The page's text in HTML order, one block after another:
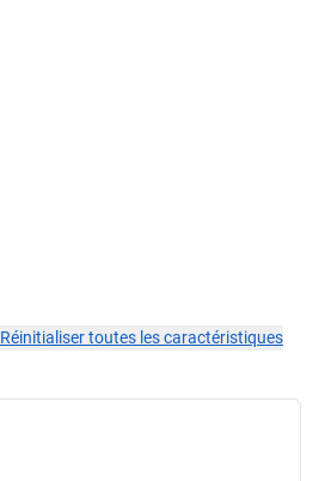
Réinitialiser toutes les caractéristiques